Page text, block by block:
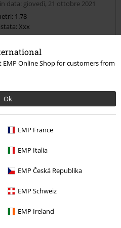
EMP Online Shop for customers from
Ok
EMP France
EMP Italia
EMP Česká Republika
EMP Schweiz
EMP Ireland
data: giovedì, 21 ottobre 2021
1.78
Xxx
Perfetto